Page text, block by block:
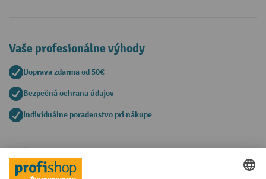
Vaše profesionálne výhody
Doprava zdarma od 50€
Bezpečná ochrana údajov
Individuálne poradenstvo pri nákupe
Spôsoby platby